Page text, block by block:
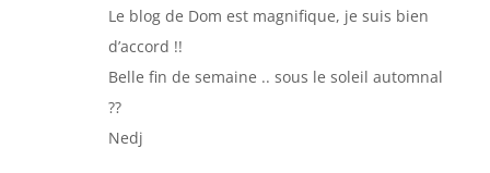
Le blog de Dom est magnifique, je suis bien
d’accord !!
Belle fin de semaine .. sous le soleil automnal
??
Nedj